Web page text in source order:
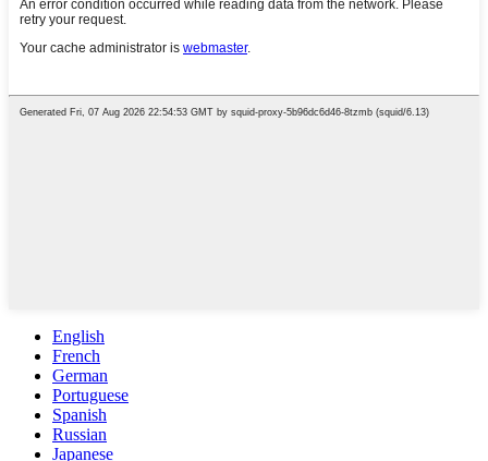
English
French
German
Portuguese
Spanish
Russian
Japanese